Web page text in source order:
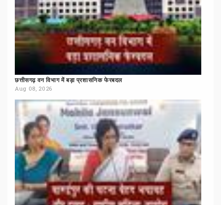
छत्तीसगढ़ वन विभाग में बड़ा प्रशासनिक फेरबदल
Aug 08, 2026